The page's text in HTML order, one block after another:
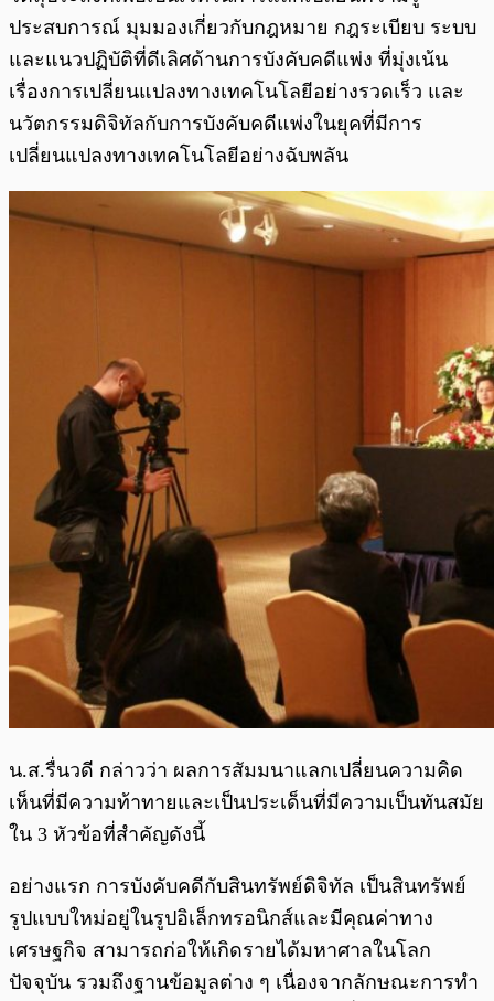
ประสบการณ์ มุมมองเกี่ยวกับกฎหมาย กฎระเบียบ ระบบ
และแนวปฏิบัติที่ดีเลิศด้านการบังคับคดีแพ่ง ที่มุ่งเน้น
เรื่องการเปลี่ยนแปลงทางเทคโนโลยีอย่างรวดเร็ว และ
นวัตกรรมดิจิทัลกับการบังคับคดีแพ่งในยุคที่มีการ
เปลี่ยนแปลงทางเทคโนโลยีอย่างฉับพลัน
น.ส.รื่นวดี กล่าวว่า ผลการสัมมนาแลกเปลี่ยนความคิด
เห็นที่มีความท้าทายและเป็นประเด็นที่มีความเป็นทันสมัย
ใน 3 หัวข้อที่สำคัญดังนี้
อย่างแรก การบังคับคดีกับสินทรัพย์ดิจิทัล เป็นสินทรัพย์
รูปแบบใหม่อยู่ในรูปอิเล็กทรอนิกส์และมีคุณค่าทาง
เศรษฐกิจ สามารถก่อให้เกิดรายได้มหาศาลในโลก
ปัจจุบัน รวมถึงฐานข้อมูลต่าง ๆ เนื่องจากลักษณะการทำ